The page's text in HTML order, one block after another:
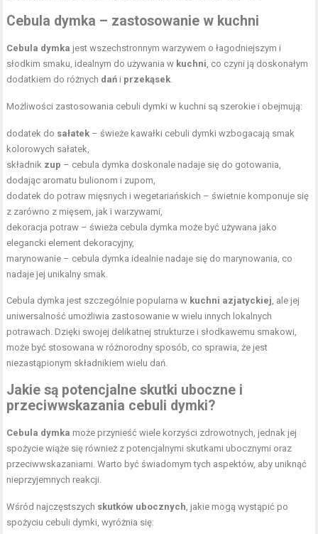
Cebula dymka – zastosowanie w kuchni
Cebula dymka jest wszechstronnym warzywem o łagodniejszym i
słodkim smaku, idealnym do używania w kuchni , co czyni ją doskonałym
dodatkiem do różnych dań i przekąsek
Możliwości zastosowania cebuli dymki w kuchni są szerokie i obejmują:
dodatek do sałatek – świeże kawałki cebuli dymki wzbogacają smak
kolorowych sałatek,
składnik zup – cebula dymka doskonale nadaje się do gotowania,
dodając aromatu bulionom i zupom,
dodatek do potraw mięsnych i wegetariańskich – świetnie komponuje się
z zarówno z mięsem, jak i warzywami,
dekoracja potraw – świeża cebula dymka może być używana jako
elegancki element dekoracyjny,
marynowanie – cebula dymka idealnie nadaje się do marynowania, co
nadaje jej unikalny smak.
Cebula dymka jest szczególnie popularna w kuchni azjatyckiej , ale jej
uniwersalność umożliwia zastosowanie w wielu innych lokalnych
potrawach. Dzięki swojej delikatnej strukturze i słodkawemu smakowi,
może być stosowana w różnorodny sposób, co sprawia, że jest
niezastąpionym składnikiem wielu dań.
Jakie są potencjalne skutki uboczne i
przeciwwskazania cebuli dymki?
Cebula dymka może przynieść wiele korzyści zdrowotnych, jednak jej
spożycie wiąże się również z potencjalnymi skutkami ubocznymi oraz
przeciwwskazaniami. Warto być świadomym tych aspektów, aby uniknąć
nieprzyjemnych reakcji.
Wśród najczęstszych skutków ubocznych , jakie mogą wystąpić po
spożyciu cebuli dymki, wyróżnia się: